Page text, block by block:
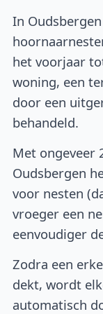
In
het voorjaar
woning, een
door een
behandeld.
Met ongeveer
Oudsbergen
voor nesten
vroeger een
eenvoudiger
Zodra een
dekt, wordt
automatisch